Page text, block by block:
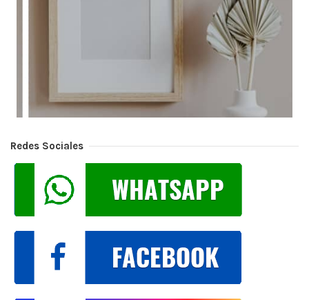
Redes Sociales